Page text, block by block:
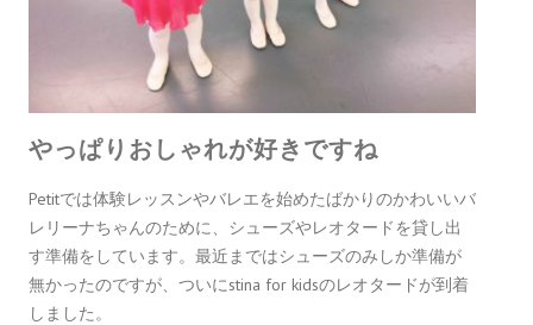
やっぱりおしゃれが好きですね
Petitでは体験レッスンやバレエを始めたばかりのかわいいバ
レリーナちゃんのために、シューズやレオタードを貸し出
す準備をしています。最近まではシューズのみしか準備が
無かったのですが、ついにstina for kidsのレオタードが到着
しました。